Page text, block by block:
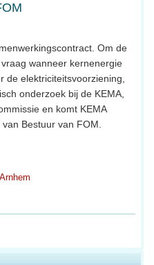
Om de
wanneer kernenergie
de elektriciteitsvoorziening,
onderzoek bij de KEMA,
en komt KEMA
Bestuur van FOM.